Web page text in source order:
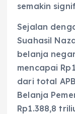
semakin
Sejalan
Suahasil
belanja
mencapai
dari total
Belanja
Rp1.388,8